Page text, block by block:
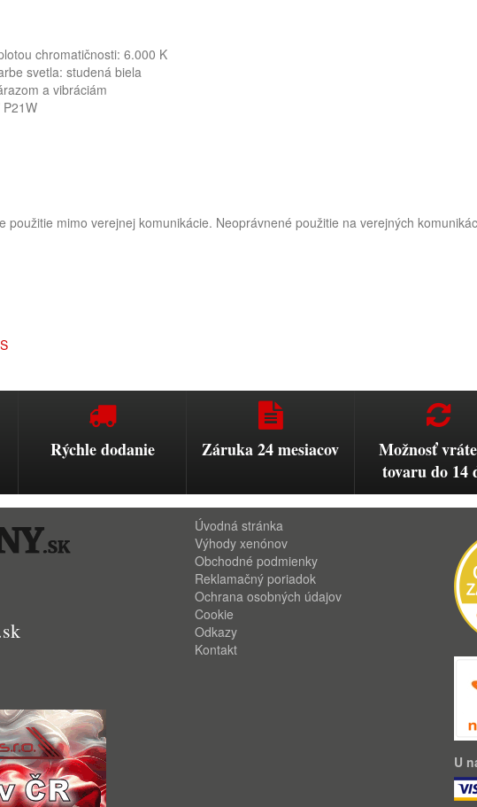
chromatičnosti: 6.000 K
svetla: studená biela
a vibráciám
P21W
použitie mimo verejnej komunikácie. Neoprávnené použitie na verejných
Rýchle dodanie Záruka 24 mesiacov
Možnosť
tovaru do 14
Úvodná stránka
Výhody xenónov
Obchodné podmienky
Reklamačný poriadok
Ochrana osobných údajov
Cookie
Odkazy
Kontakt
U